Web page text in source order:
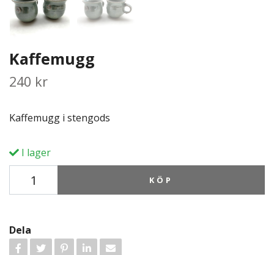
Kaffemugg
240 kr
Kaffemugg i stengods
I lager
KÖP
Dela